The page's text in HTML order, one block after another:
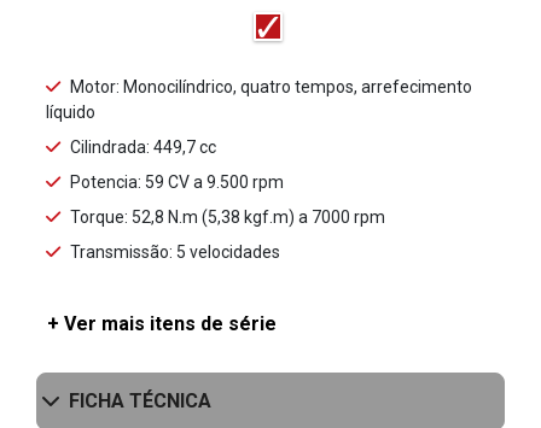
Motor: Monocilíndrico, quatro tempos, arrefecimento
líquido
Cilindrada: 449,7 cc
Potencia: 59 CV a 9.500 rpm
Torque: 52,8 N.m (5,38 kgf.m) a 7000 rpm
Transmissão: 5 velocidades
+ Ver mais itens de série
FICHA TÉCNICA